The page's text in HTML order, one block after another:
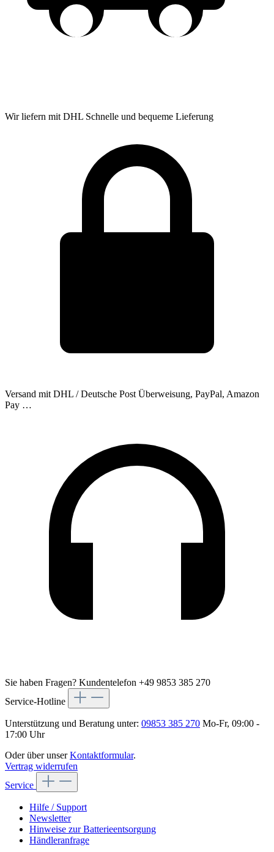
Wir liefern mit DHL Schnelle und bequeme Lieferung
Versand mit DHL / Deutsche Post Überweisung, PayPal, Amazon
Pay …
Sie haben Fragen? Kundentelefon +49 9853 385 270
Service-Hotline
Unterstützung und Beratung unter: 09853 385 270 Mo-Fr, 09:00 -
17:00 Uhr
Oder über unserKontaktformular.
Vertrag widerrufen
Service
Hilfe / Support
Newsletter
Hinweise zur Batterieentsorgung
Händleranfrage